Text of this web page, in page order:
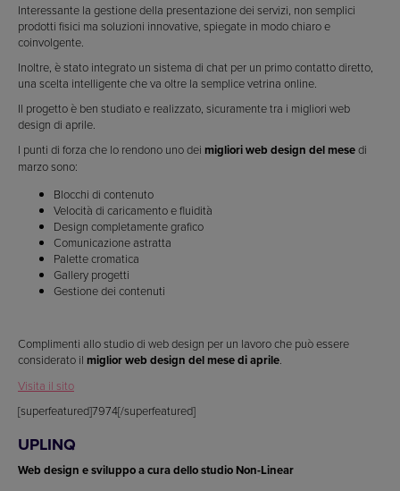
Interessante la gestione della presentazione dei servizi, non semplici
prodotti fisici ma soluzioni innovative, spiegate in modo chiaro e
coinvolgente.
Inoltre, è stato integrato un sistema di chat per un primo contatto diretto,
una scelta intelligente che va oltre la semplice vetrina online.
Il progetto è ben studiato e realizzato, sicuramente tra i migliori web
design di aprile.
I punti di forza che lo rendono uno dei migliori web design del mesedi
marzo sono:
Blocchi di contenuto
Velocità di caricamento e fluidità
Design completamente grafico
Comunicazione astratta
Palette cromatica
Gallery progetti
Gestione dei contenuti
Complimenti allo studio di web design per un lavoro che può essere
considerato il miglior web design del mese di aprile.
Visita il sito
[superfeatured]7974[/superfeatured]
UPLINQ
Web design e sviluppo a cura dello studio Non-Linear